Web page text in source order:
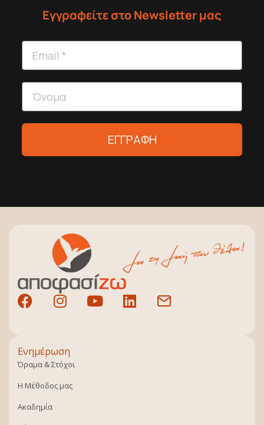
Εγγραφείτε στο Newsletter μας
ΕΓΓΡΑΦΗ
Ενημέρωση
Όραμα & Στόχοι
Η Μέθοδος μας
Ακαδημία